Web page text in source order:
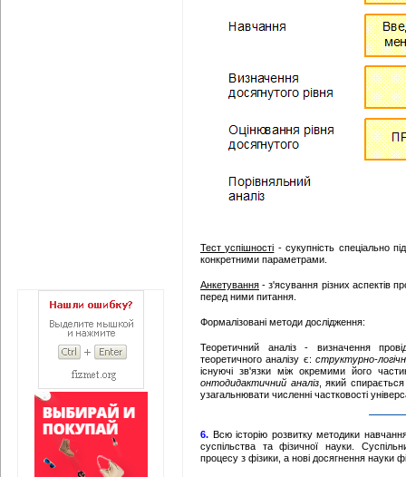
Тест успішності - сукупність спеціально
конкретними параметрами.
Анкетування - з'ясування різних аспектів
перед ними питання.
Формалізовані методи дослідження:
Теоретичний аналіз - визначення
теоретичного аналізу є: структурно-
існуючі зв'язки між окремими його
онтодидактичний аналіз, який спирається
узагальнювати численні частковості
6. Всю історію розвитку методики
суспільства та фізичної науки.
процесу з фізики, а нові досягнення науки